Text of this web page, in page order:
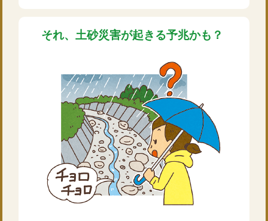
それ、土砂災害が起きる予兆かも？